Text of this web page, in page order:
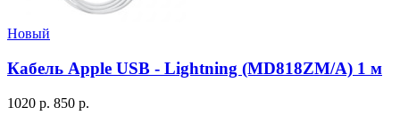
Новый
Кабель Apple USB - Lightning (MD818ZM/A) 1 м
1020 р. 850 р.